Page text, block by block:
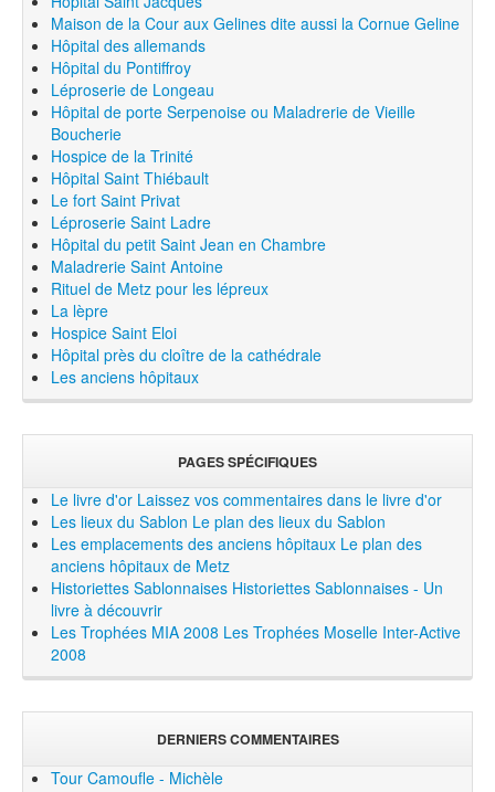
Maison de la Cour aux Gelines dite aussi la Cornue Geline
Hôpital des allemands
Hôpital du Pontiffroy
Léproserie de Longeau
Hôpital de porte Serpenoise ou Maladrerie de Vieille
Boucherie
Hospice de la Trinité
Hôpital Saint Thiébault
Le fort Saint Privat
Léproserie Saint Ladre
Hôpital du petit Saint Jean en Chambre
Maladrerie Saint Antoine
Rituel de Metz pour les lépreux
La lèpre
Hospice Saint Eloi
Hôpital près du cloître de la cathédrale
Les anciens hôpitaux
PAGES SPÉCIFIQUES
Le livre d'or Laissez vos commentaires dans le livre d'or
Les lieux du Sablon Le plan des lieux du Sablon
Les emplacements des anciens hôpitaux Le plan des
anciens hôpitaux de Metz
Historiettes Sablonnaises Historiettes Sablonnaises - Un
livre à découvrir
Les Trophées MIA 2008 Les Trophées Moselle Inter-Active
2008
DERNIERS COMMENTAIRES
Tour Camoufle - Michèle